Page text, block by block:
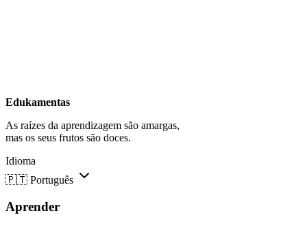
Edukamentas
As raízes da aprendizagem são amargas,
mas os seus frutos são doces.
Idioma
🇵🇹 Português
Aprender